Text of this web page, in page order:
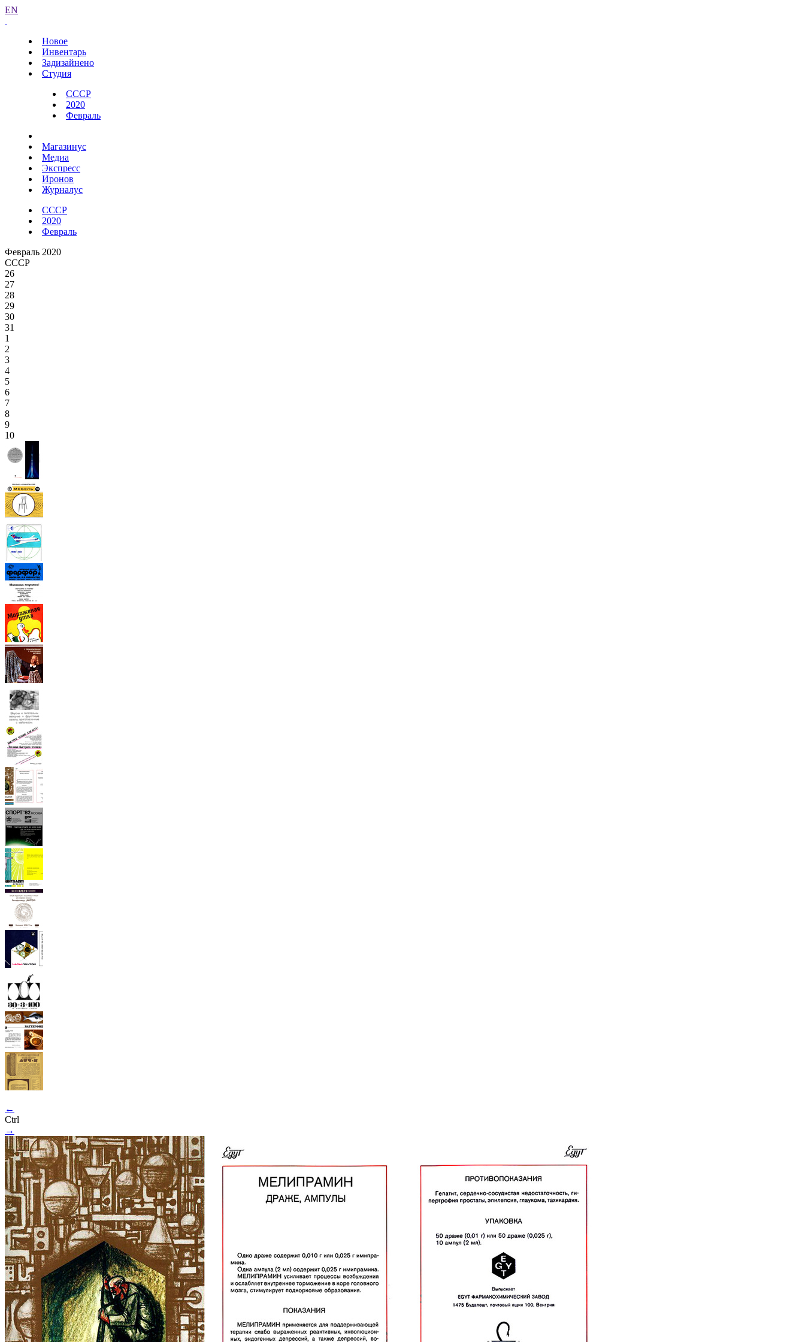
EN
Новое
Инвентарь
Задизайнено
Студия
СССР
2020
Февраль
Магазинус
Медиа
Экспресс
Иронов
Журналус
СССР
2020
Февраль
Февраль 2020
СССР
26
27
28
29
30
31
1
2
3
4
5
6
7
8
9
10
←
Ctrl
→